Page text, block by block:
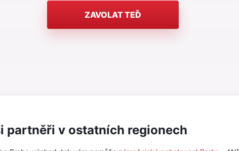
ZAVOLAT TEĎ
partněři v ostatních regionech